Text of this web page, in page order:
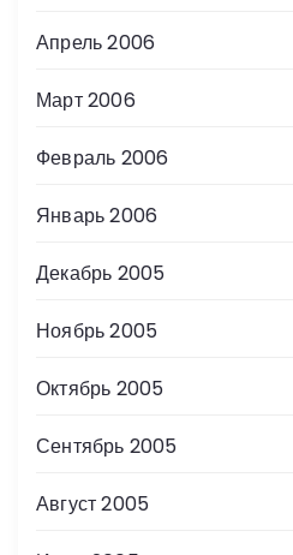
Апрель 2006
Март 2006
Февраль 2006
Январь 2006
Декабрь 2005
Ноябрь 2005
Октябрь 2005
Сентябрь 2005
Август 2005